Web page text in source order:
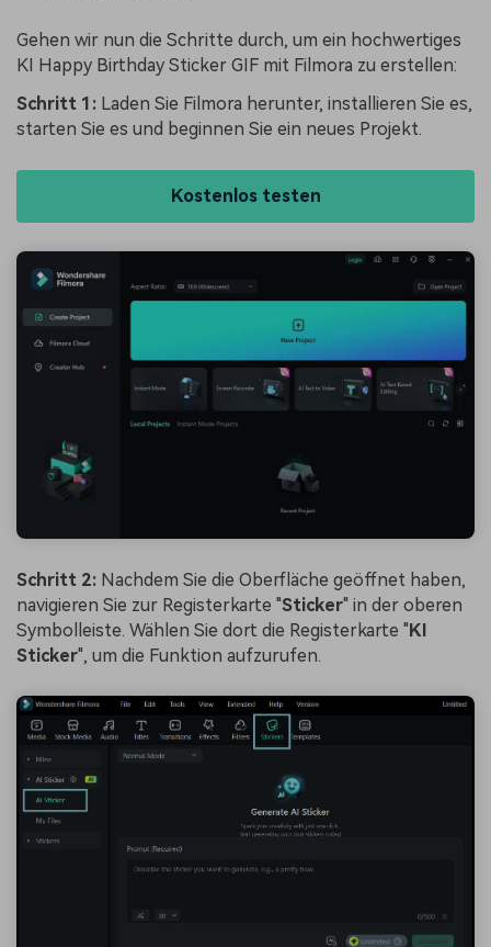
Gehen wir nun die Schritte durch, um ein hochwertiges
KI Happy Birthday Sticker GIF mit Filmora zu erstellen:
Schritt 1: Laden Sie Filmora herunter, installieren Sie es,
starten Sie es und beginnen Sie ein neues Projekt.
Kostenlos testen
Schritt 2: Nachdem Sie die Oberfläche geöffnet haben,
navigieren Sie zur Registerkarte "Sticker" in der oberen
Symbolleiste. Wählen Sie dort die Registerkarte "KI
Sticker", um die Funktion aufzurufen.